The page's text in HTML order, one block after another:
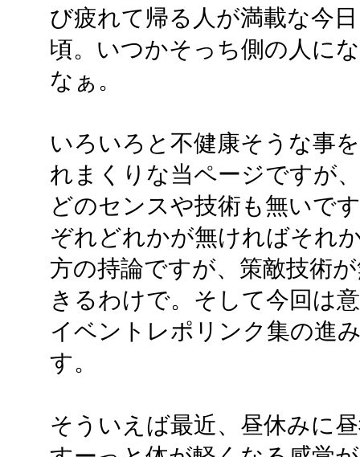
び疲れて帰る人が満載な今
頃。いつかそっち側の人に
なぁ。
いろいろと不健康そうな事
れまくりな当ページですが
どのセンスや技術も無いで
ぞれどれかが無ければそれ
方の持論ですが、策敵技術
きるわけで。そして今回は
イベントレポリンク集の進
す。
そういえば最近、昼休みに